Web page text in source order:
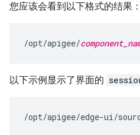
您应该会看到以下格式的结果：
/opt/apigee/
以下示例显示了界面的
/opt/apigee/edge-ui/